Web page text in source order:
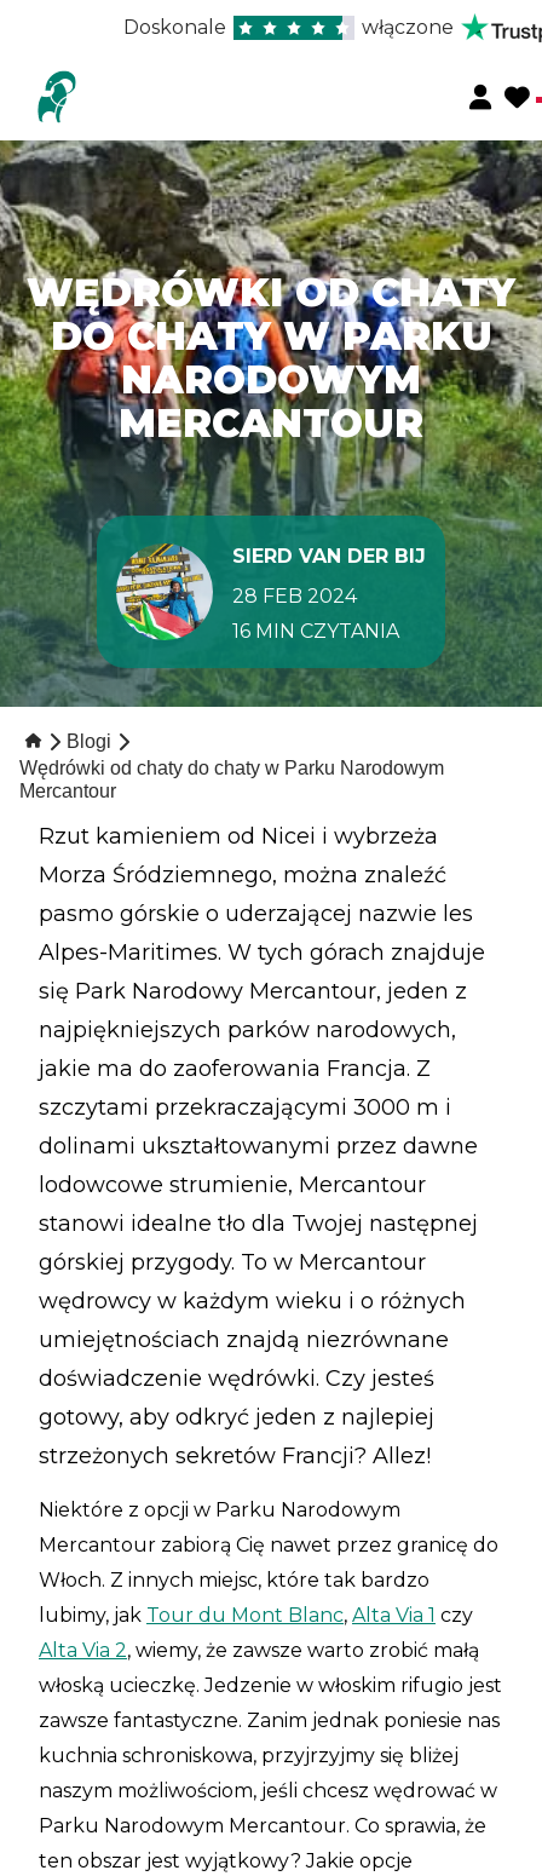
Doskonale włączone
WĘDRÓWKI OD CHATY
DO CHATY W PARKU
NARODOWYM
MERCANTOUR
SIERD VAN DER BIJ
28 FEB 2024
16 MIN CZYTANIA
Blogi
Wędrówki od chaty do chaty w Parku Narodowym
Mercantour
Rzut kamieniem od Nicei i wybrzeża
Morza Śródziemnego, można znaleźć
pasmo górskie o uderzającej nazwie les
Alpes-Maritimes. W tych górach znajduje
się Park Narodowy Mercantour, jeden z
najpiękniejszych parków narodowych,
jakie ma do zaoferowania Francja. Z
szczytami przekraczającymi 3000 m i
dolinami ukształtowanymi przez dawne
lodowcowe strumienie, Mercantour
stanowi idealne tło dla Twojej następnej
górskiej przygody. To w Mercantour
wędrowcy w każdym wieku i o różnych
umiejętnościach znajdą niezrównane
doświadczenie wędrówki. Czy jesteś
gotowy, aby odkryć jeden z najlepiej
strzeżonych sekretów Francji? Allez!
Niektóre z opcji w Parku Narodowym
Mercantour zabiorą Cię nawet przez granicę do
Włoch. Z innych miejsc, które tak bardzo
lubimy, jak Tour du Mont Blanc, Alta Via 1 czy
Alta Via 2, wiemy, że zawsze warto zrobić małą
włoską ucieczkę. Jedzenie w włoskim rifugio jest
zawsze fantastyczne. Zanim jednak poniesie nas
kuchnia schroniskowa, przyjrzyjmy się bliżej
naszym możliwościom, jeśli chcesz wędrować w
Parku Narodowym Mercantour. Co sprawia, że
ten obszar jest wyjątkowy? Jakie opcje